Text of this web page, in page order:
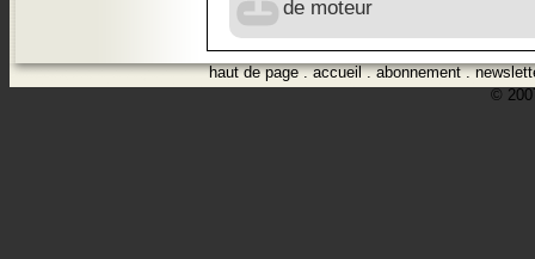
de moteur
haut de page.accueil.abonnement.
©